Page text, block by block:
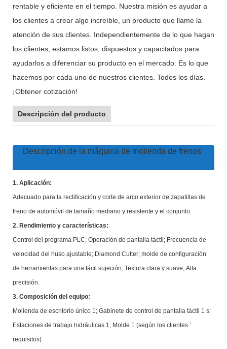
rentable y eficiente en el tiempo. Nuestra misión es ayudar a
los clientes a crear algo increíble, un producto que llame la
atención de sus clientes. Independientemente de lo que hagan
los clientes, estamos listos, dispuestos y capacitados para
ayudarlos a diferenciar su producto en el mercado. Es lo que
hacemos por cada uno de nuestros clientes. Todos los días.
¡Obtener cotización!
Descripción del producto
Descripción de la máquina de molienda de frenos
1. Aplicación:
Adecuado para la rectificación y corte de arco exterior de zapatillas de
freno de automóvil de tamaño mediano y resistente y el conjunto.
2. Rendimiento y características:
Control del programa PLC; Operación de pantalla táctil; Frecuencia de
velocidad del huso ajustable; Diamond Cutter; molde de configuración
de herramientas para una fácil sujeción; Textura clara y suave; Alta
precisión.
3. Composición del equipo:
Molienda de escritorio único 1; Gabinete de control de pantalla táctil 1 s;
Estaciones de trabajo hidráulicas 1; Molde 1 (según los clientes ’
requisitos)